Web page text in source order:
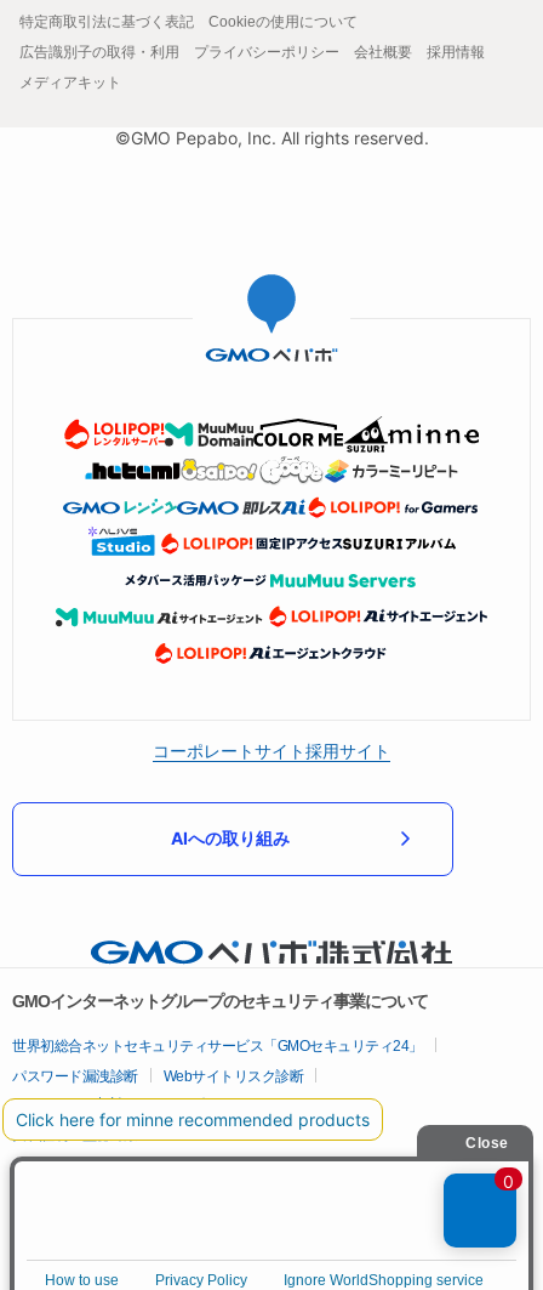
特定商取引法に基づく表記
Cookieの使用について
広告識別子の取得・利用
プライバシーポリシー 会社概要
採用情報
メディアキット
©GMO Pepabo, Inc. All rights reserved.
コーポレートサイト採用サイト
AIへの取り組み
GMOインターネットグループのセキュリティ事業について
世界初総合ネットセキュリティサービス「GMOセキュリティ24」
パスワード漏洩診断
Webサイトリスク診断
セキュリティ相談AIチャットボット
実在証明・盗聴対策
サイバー攻撃対策（GMOサイバーセキュリティ byイエラエ）